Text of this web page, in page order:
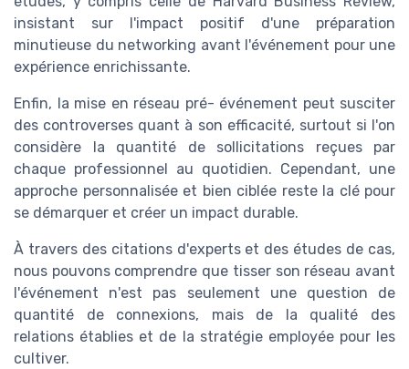
insistant sur l'impact positif d'une préparation
minutieuse du networking avant l'événement pour une
expérience enrichissante.
Enfin, la mise en réseau pré- événement peut susciter
des controverses quant à son efficacité, surtout si l'on
considère la quantité de sollicitations reçues par
chaque professionnel au quotidien. Cependant, une
approche personnalisée et bien ciblée reste la clé pour
se démarquer et créer un impact durable.
À travers des citations d'experts et des études de cas,
nous pouvons comprendre que tisser son réseau avant
l'événement n'est pas seulement une question de
quantité de connexions, mais de la qualité des
relations établies et de la stratégie employée pour les
cultiver.